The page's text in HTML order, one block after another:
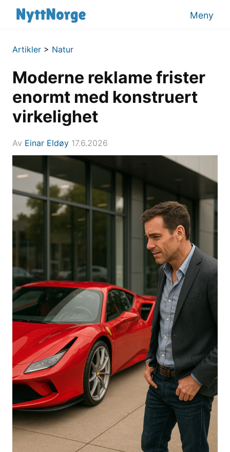
Meny
Artikler > Natur
Moderne reklame frister
enormt med konstruert
virkelighet
Av Einar Eldøy 17.6.2026